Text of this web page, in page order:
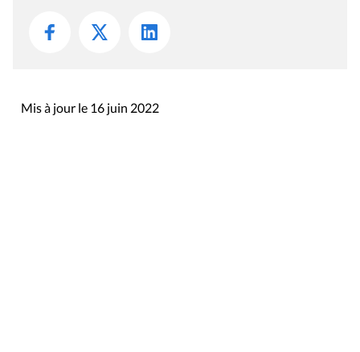
Mis à jour le 16 juin 2022